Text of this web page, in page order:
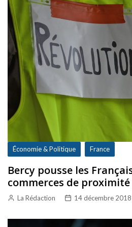
Économie & Politique France
Bercy pousse les
commerces de
La Rédaction 14 décembre 2018